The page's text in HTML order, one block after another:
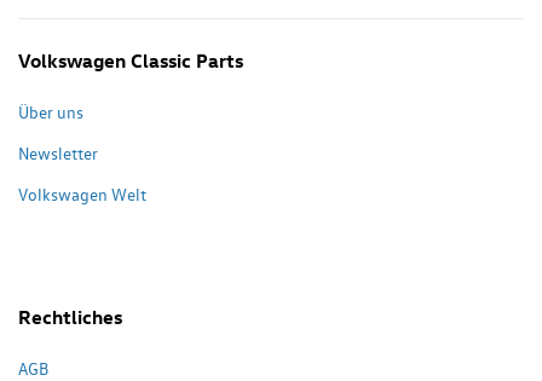
Volkswagen Classic Parts
Über uns
Newsletter
Volkswagen Welt
Rechtliches
AGB